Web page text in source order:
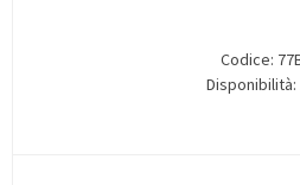
Codice:
Disponibilità: